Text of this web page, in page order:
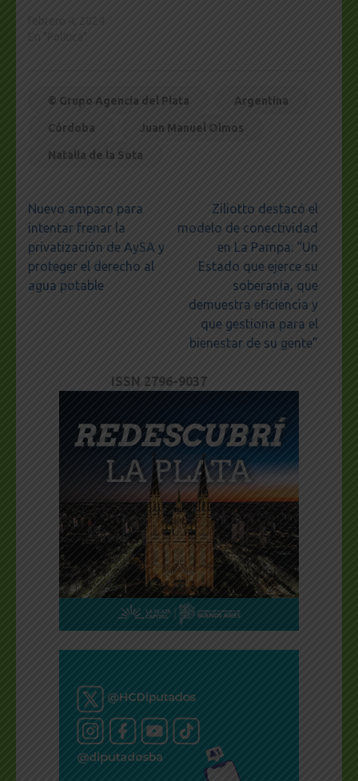
© Grupo Agencia del Plata Argentina
Córdoba Juan Manuel Olmos
Natalia de la Sota
Navegación
de
entradas
Nuevo amparo para
intentar frenar la
privatización de AySA y
proteger el derecho al
agua potable
Ziliotto destacó el
modelo de conectividad
en La Pampa: “Un
Estado que ejerce su
soberanía, que
demuestra eficiencia y
que gestiona para el
bienestar de su gente”
ISSN 2796-9037